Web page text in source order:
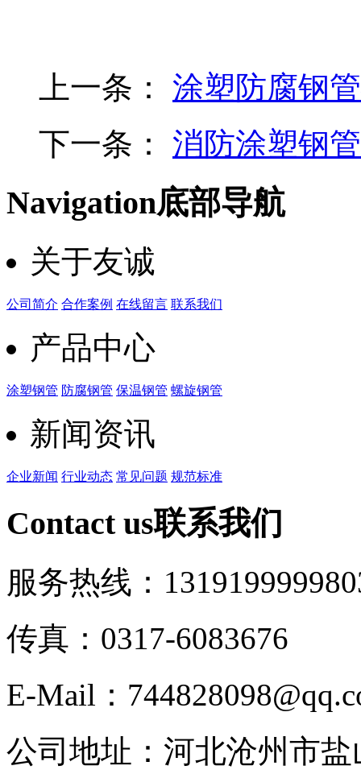
上一条： 涂塑防腐钢
下一条： 消防涂塑钢
Navigation底部导航
关于友诚
公司简介 合作案例 在线留言 联系我们
产品中心
涂塑钢管 防腐钢管 保温钢管 螺旋钢管
新闻资讯
企业新闻 行业动态 常见问题 规范标准
Contact us联系我们
服务热线：13191999998
传真：0317-6083676
E-Mail：
公司地址：河北沧州市